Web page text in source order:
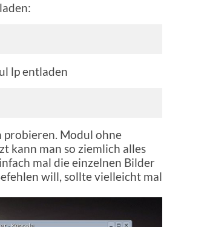
lp entladen
probieren. Modul ohne
kann man so ziemlich alles
mal die einzelnen Bilder
will, sollte vielleicht mal